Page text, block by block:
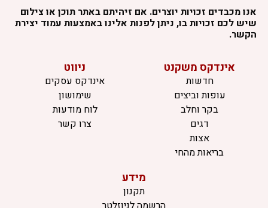
אנו מכבדים זכויות יוצרים. אם זיהיתם באתר תוכן או צילום
שיש לכם זכויות בו, ניתן לפנות אלינו באמצעות עמוד יצירת
הקשר.
אינדקס משקנט
חדשות
עופות וביצים
בקר וחלב
דגים
אצות
בריאות מהחי
ניווט
אינדקס עסקים
שימושון
לוח מודעות
צרו קשר
מידע
תקנון